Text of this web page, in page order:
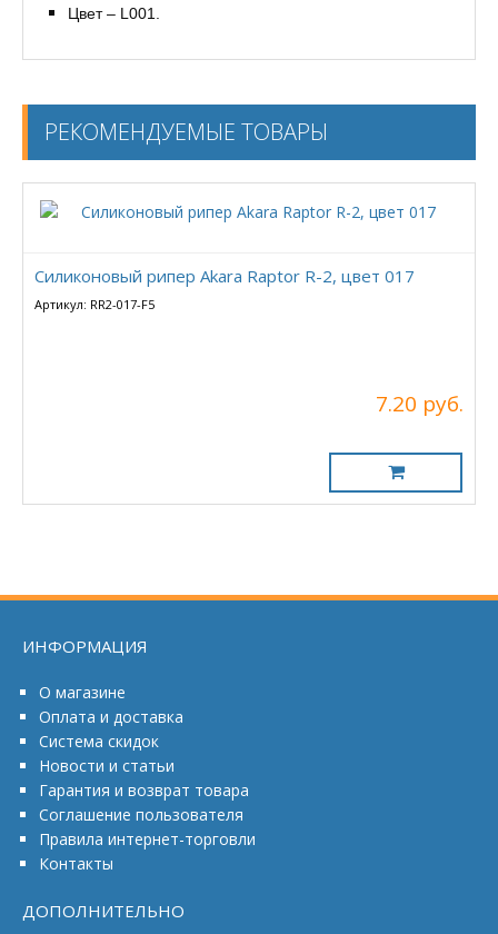
Цвет – L001.
РЕКОМЕНДУЕМЫЕ ТОВАРЫ
Силиконовый рипер Akara Raptor R-2, цвет 017
Артикул: RR2-017-F5
7.20 руб.
ИНФОРМАЦИЯ
О магазине
Оплата и доставка
Система скидок
Новости и статьи
Гарантия и возврат товара
Соглашение пользователя
Правила интернет-торговли
Контакты
ДОПОЛНИТЕЛЬНО